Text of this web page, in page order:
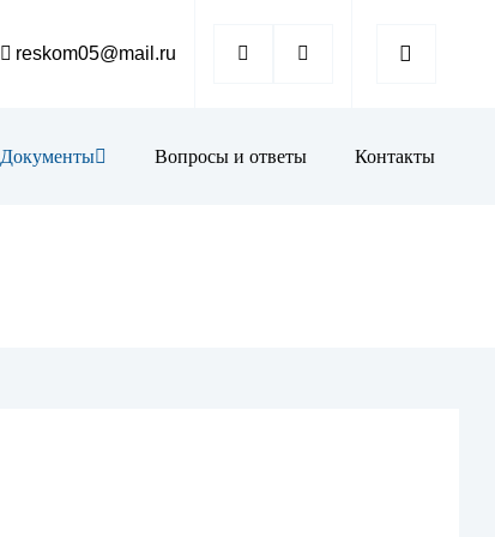
reskom05@mail.ru
Документы Вопросы и ответы Контакты